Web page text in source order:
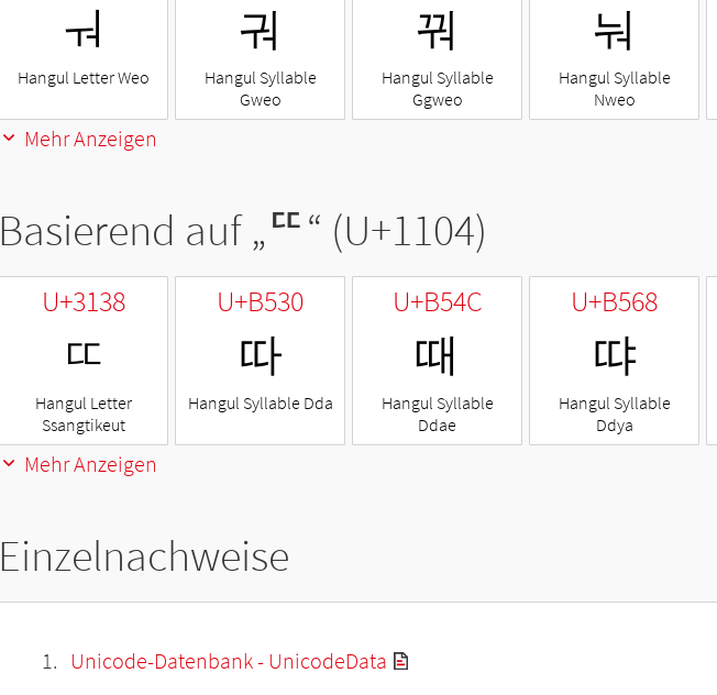
ㅝ
Hangul Letter Weo
궈
Hangul Syllable
Gweo
꿔
Hangul Syllable
Ggweo
눠
Hangul Syllable
Nweo
Mehr Anzeigen
Basierend auf „ᄄ“ (U+1104)
U+3138
ㄸ
Hangul Letter
Ssangtikeut
U+B530
따
Hangul Syllable Dda
U+B54C
때
Hangul Syllable
Ddae
U+B568
땨
Hangul Syllable
Ddya
Mehr Anzeigen
Einzelnachweise
Unicode-Datenbank - UnicodeData